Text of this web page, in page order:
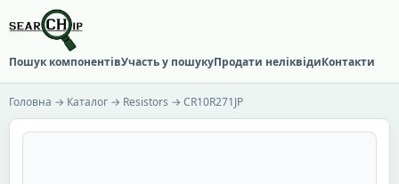
Пошук компонентівУчасть у пошукуПродати неліквідиКонтакти
Головна → Каталог → Resistors → CR10R271JP